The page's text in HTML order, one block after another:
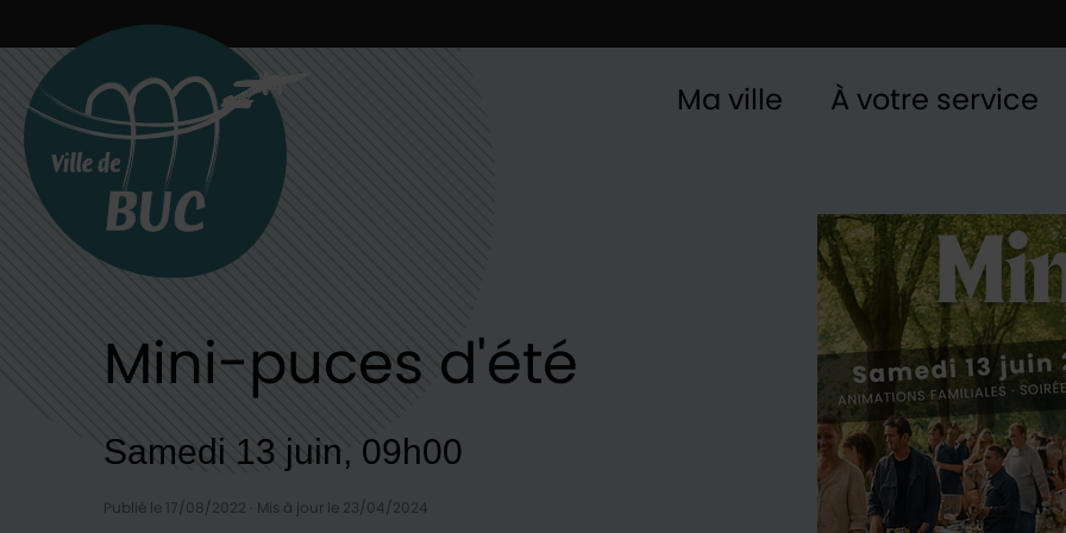
Ma ville À votre service
Mini-puces d'été
Samedi 13 juin, 09h00
Publié le 17/08/2022 · Mis à jour le 23/04/2024